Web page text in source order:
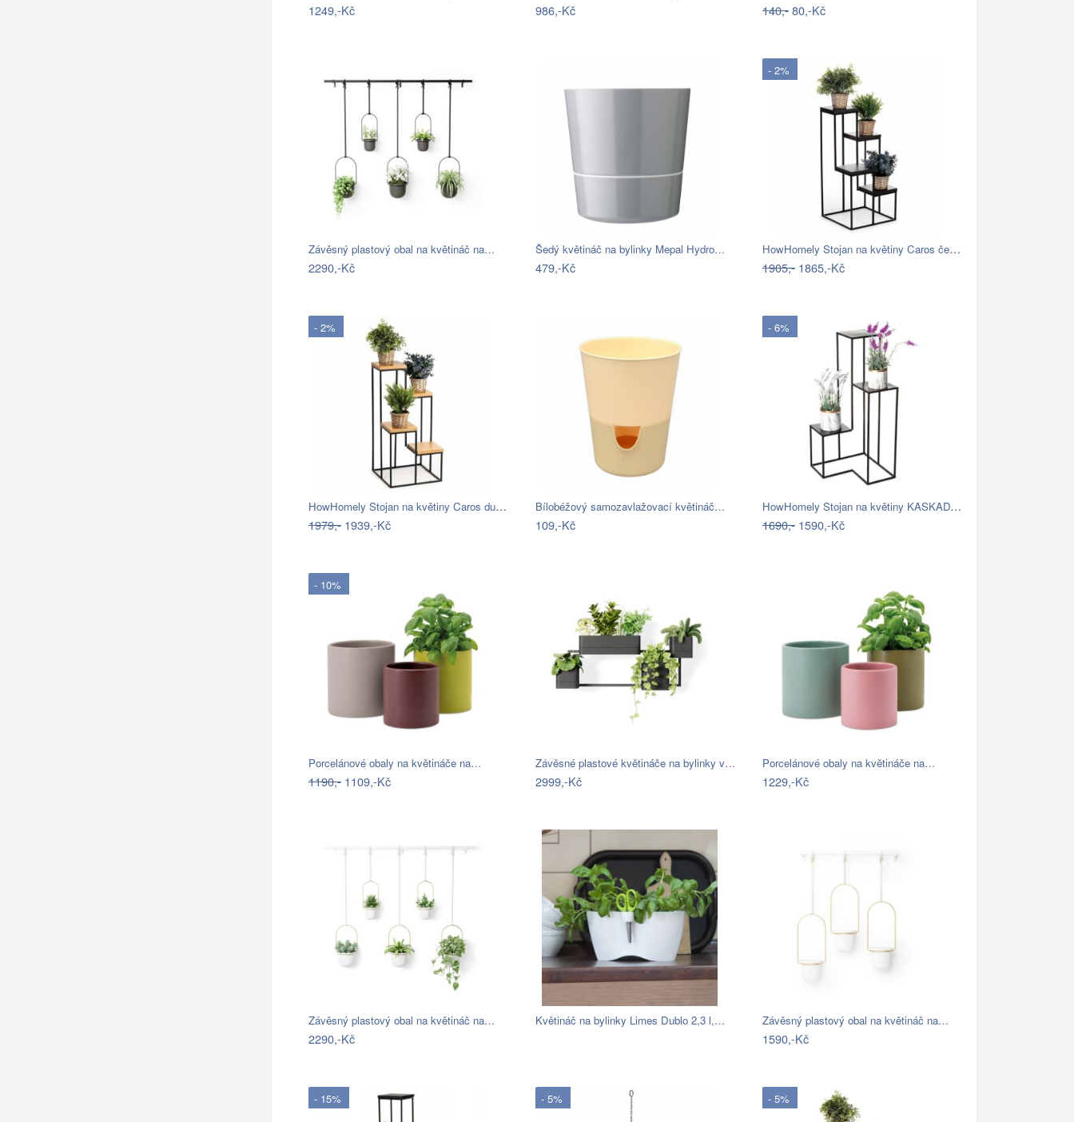
1249,-Kč 986,-Kč 140,-80,-Kč
Závěsný plastový obal na květináč na…
2290,-Kč
Šedý květináč na bylinky Mepal Hydro…
479,-Kč
- 2%
HowHomely Stojan na květiny Caros černý
1905,- 1865,-Kč
- 2%
HowHomely Stojan na květiny Caros dub…
1979,- 1939,-Kč
Bílobéžový samozavlažovací květináč…
109,-Kč
- 6%
HowHomely Stojan na květiny KASKADA…
1690,- 1590,-Kč
- 10%
Porcelánové obaly na květináče na…
1190,- 1109,-Kč
Závěsné plastové květináče na bylinky v…
2999,-Kč
Porcelánové obaly na květináče na…
1229,-Kč
Závěsný plastový obal na květináč na…
2290,-Kč
Květináč na bylinky Limes Dublo 2,3 l,… Závěsný plastový obal na květináč na…
1590,-Kč
- 15% - 5% - 5%